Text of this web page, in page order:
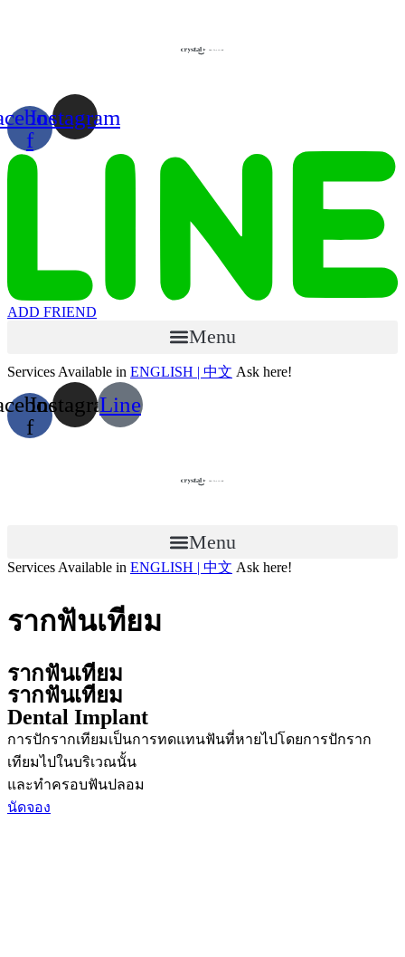
f
Instagram
ADD FRIEND
Menu
Services Available in ENGLISH | 中文 Ask here!
f
InstagramLine
Menu
Services Available in ENGLISH | 中文 Ask here!
รากฟันเทียม
รากฟันเทียม
รากฟันเทียม
Dental Implant
การปักรากเทียมเป็นการทดแทนฟันที่หายไปโดยการปักราก
เทียมไปในบริเวณนั้น
และทําครอบฟันปลอม
นัดจอง